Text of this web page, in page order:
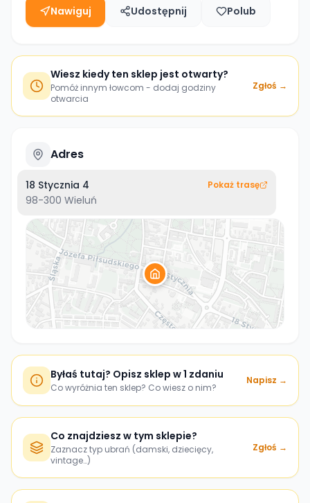
Nawiguj Udostępnij Polub
Wiesz kiedy ten sklep jest otwarty?
Pomóż innym łowcom - dodaj godziny
otwarcia
Zgłoś →
Adres
18 Stycznia 4
98-300 Wieluń
Pokaż trasę
Byłaś tutaj? Opisz sklep w 1 zdaniu
Co wyróżnia ten sklep? Co wiesz o nim?
Napisz →
Co znajdziesz w tym sklepie?
Zaznacz typ ubrań (damski, dziecięcy,
vintage…)
Zgłoś →